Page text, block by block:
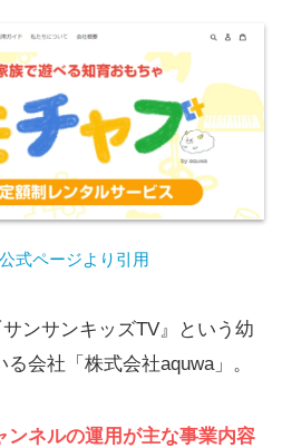
式ページより引用
ンサンキッズTV』という幼
会社「株式会社aquwa」。
ンネルの運用が主な事業内容